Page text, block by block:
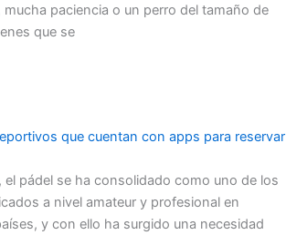
paciencia o un perro del tamaño de
que se
que cuentan con apps para reservar
el pádel se ha consolidado como uno de los
a nivel amateur y profesional en
y con ello ha surgido una necesidad